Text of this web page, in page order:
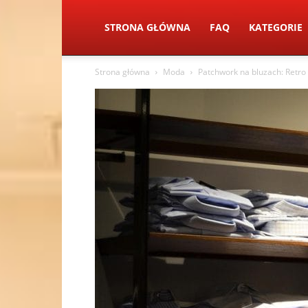
STRONA GŁÓWNA FAQ KATEGORIE
Strona główna Moda Patchwork na bluzach: